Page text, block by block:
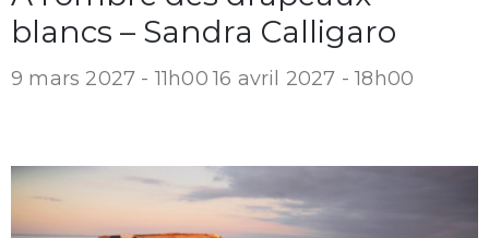
blancs – Sandra Calligaro
9 mars 2027 - 11h00 16 avril 2027 - 18h00